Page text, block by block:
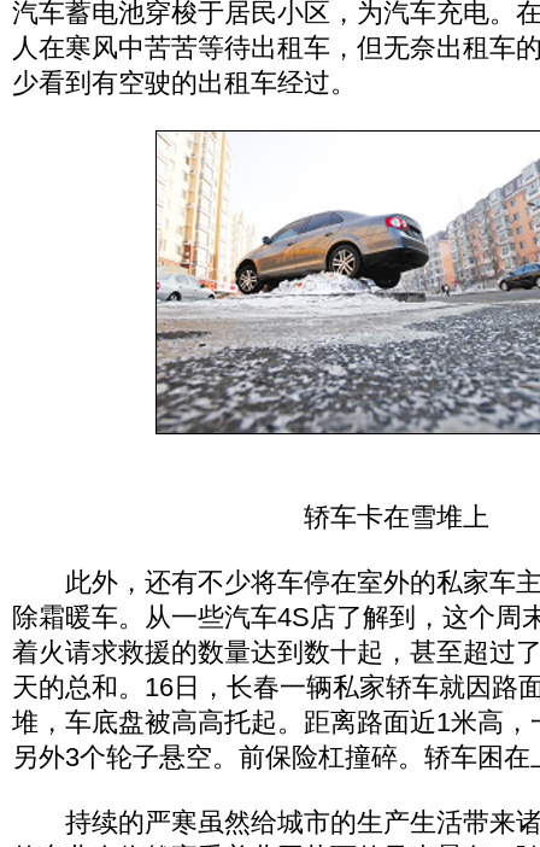
汽车蓄电池穿梭于居民小区，为汽车充电。
人在寒风中苦苦等待出租车，但无奈出租车
少看到有空驶的出租车经过。
轿车卡在雪堆上
此外，还有不少将车停在室外的私家车
除霜暖车。从一些汽车4S店了解到，这个周
着火请求救援的数量达到数十起，甚至超过
天的总和。16日，长春一辆私家轿车就因路
堆，车底盘被高高托起。距离路面近1米高
另外3个轮子悬空。前保险杠撞碎。轿车困在
持续的严寒虽然给城市的生产生活带来